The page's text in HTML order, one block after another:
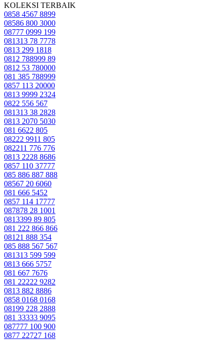
KOLEKSI TERBAIK
0858 4567 8899
08586 800 3000
08777 0999 199
081313 78 7778
0813 299 1818
0812 788999 89
0812 53 780000
081 385 788999
0857 113 20000
0813 9999 2324
0822 556 567
081313 38 2828
0813 2070 5030
081 6622 805
08222 9911 805
082211 776 776
0813 2228 8686
0857 110 37777
085 886 887 888
08567 20 6060
081 666 5452
0857 114 17777
087878 28 1001
0813399 89 805
081 222 866 866
08121 888 354
085 888 567 567
081313 599 599
0813 666 5757
081 667 7676
081 22222 9282
0813 882 8886
0858 0168 0168
08199 228 2888
081 33333 9095
087777 100 900
0877 22727 168